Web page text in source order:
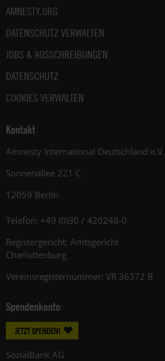
AMNESTY.ORG
DATENSCHUTZ VERWALTEN
JOBS & AUSSCHREIBUNGEN
DATENSCHUTZ
COOKIES VERWALTEN
Kontakt
Amnesty International Deutschland e.V.
Sonnenallee 221 C
12059 Berlin
Telefon: +49 (0)30 / 420248-0
Registergericht: Amtsgericht
Charlottenburg
Vereinsregisternummer: VR 36372 B
Spendenkonto
JETZT SPENDEN!
SozialBank AG